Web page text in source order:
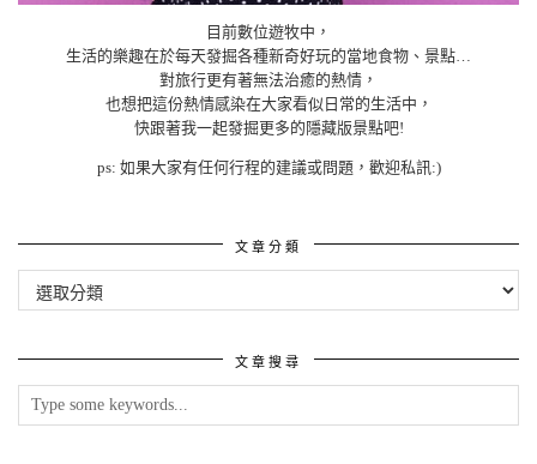
目前數位遊牧中，
生活的樂趣在於每天發掘各種新奇好玩的當地食物、景點…
對旅行更有著無法治癒的熱情，
也想把這份熱情感染在大家看似日常的生活中，
快跟著我一起發掘更多的隱藏版景點吧!
ps: 如果大家有任何行程的建議或問題，歡迎私訊:)
文章分類
文章搜尋